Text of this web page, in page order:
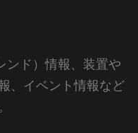
ンド）情報、装置や
、イベント情報など